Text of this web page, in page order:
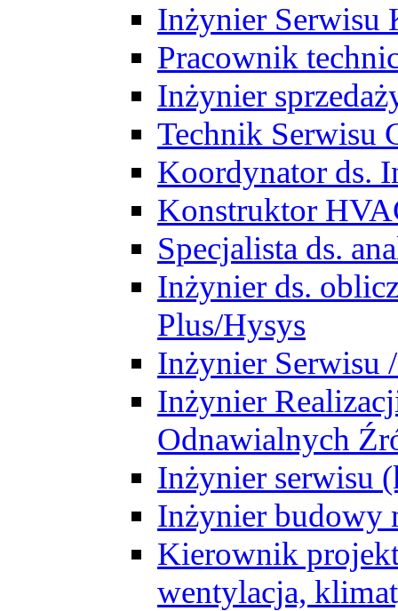
Inżynier Serwisu
Pracownik
Inżynier
Technik Serwisu
Koordynator ds.
Konstruktor
Specjalista ds.
Inżynier ds.
Plus/Hysys
Inżynier Serwisu
Inżynier
Odnawialnych
Inżynier serwisu
Inżynier budowy
Kierownik
wentylacja,